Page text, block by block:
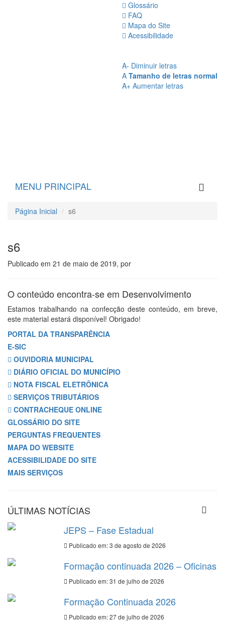
Glossário
FAQ
Mapa do Site
Acessibilidade
A- Diminuir letras
A Tamanho de letras normal
A+ Aumentar letras
MENU PRINCIPAL
Página Inicial s6
s6
Publicado em 21 de maio de 2019, por
O conteúdo encontra-se em Desenvolvimento
Estamos trabalhando na confecção deste conteúdo, em breve,
este material estará disponível! Obrigado!
PORTAL DA TRANSPARÊNCIA
E-SIC
OUVIDORIA MUNICIPAL
DIÁRIO OFICIAL DO MUNICÍPIO
NOTA FISCAL ELETRÔNICA
SERVIÇOS TRIBUTÁRIOS
CONTRACHEQUE ONLINE
GLOSSÁRIO DO SITE
PERGUNTAS FREQUENTES
MAPA DO WEBSITE
ACESSIBILIDADE DO SITE
MAIS SERVIÇOS
ÚLTIMAS NOTÍCIAS
JEPS – Fase Estadual
Publicado em: 3 de agosto de 2026
Formação continuada 2026 – Oficinas
Publicado em: 31 de julho de 2026
Formação Continuada 2026
Publicado em: 27 de julho de 2026